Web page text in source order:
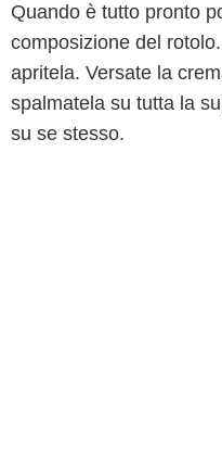
Quando è tutto pronto
composizione del
apritela. Versate la
spalmatela su tutta la
su se stesso.